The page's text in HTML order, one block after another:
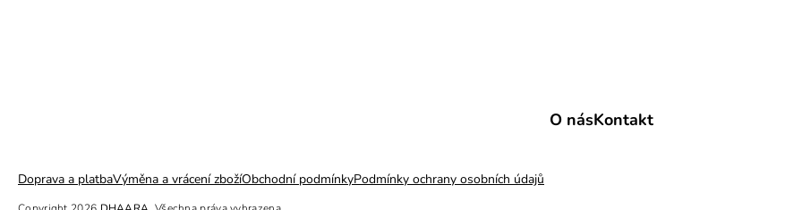
O násKontakt
Doprava a platbaVýměna a vrácení zbožíObchodní podmínkyPodmínky ochrany osobních údajů